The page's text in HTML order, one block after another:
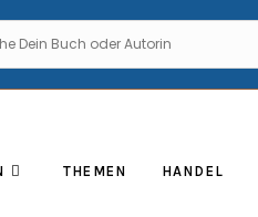
THEMEN HANDEL